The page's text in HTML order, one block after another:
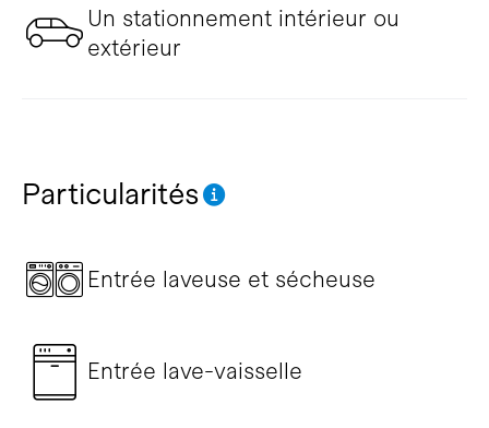
Un stationnement intérieur ou
extérieur
Particularités
Entrée laveuse et sécheuse
Entrée lave-vaisselle